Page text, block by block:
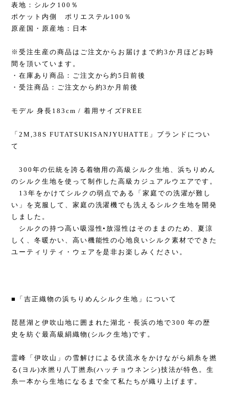
表地：シルク100％
ポケット内側 ポリエステル100％
原産国・原産地：日本
※受注生産の商品はご注文からお届けまで約3か月ほどお時
間を頂いています。
・在庫あり商品：ご注文から約5日前後
・受注商品：ご注文から約3か月前後
モデル 身長183cm / 着用サイズFREE
「2M,38S FUTATSUKISANJYUHATTE」ブランドについ
て
300年の伝統を誇る着物用の高級シルク生地、浜ちりめん
のシルク生地を使って制作した高級カジュアルウエアです。
13年をかけてシルクの弱点である「家庭での洗濯が難し
い」を克服して、家庭の洗濯機でも洗えるシルク生地を開発
しました。
シルクの持つ高い吸湿性•放湿性はそのままのため、夏涼
しく、冬暖かい、高い機能性の心地良いシルク素材でできた
ユーティリティ・ウェアを是非お楽しみください。
■「吉正織物の浜ちりめんシルク生地」について
琵琶湖と伊吹山地に囲まれた湖北・長浜の地で300 年の歴
史を紡ぐ最高級絹織物(シルク生地)です。
霊峰「伊吹山」の雪解けによる伏流水をかけながら絹糸を撚
る(ヨル)水撚り八丁撚糸(ハッチョウネンシ)技法が特色。生
糸一本から生地になるまで全て私たちが織り上げます。